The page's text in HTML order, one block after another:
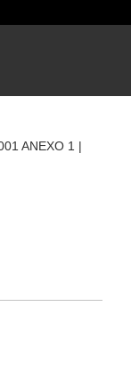
ANEXO 1 |